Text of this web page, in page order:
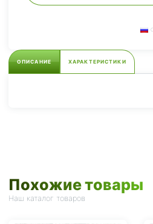
ОПИСАНИЕ ХАРАКТЕРИСТИКИ
Похожие товары
Наш каталог товаров